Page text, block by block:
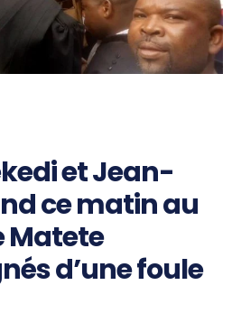
et Jean-
ce matin au
Matete
d’une foule